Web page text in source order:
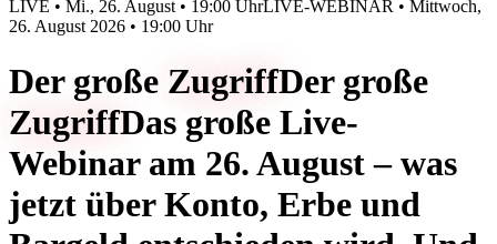
LIVE • Mi., 26. August • 19:00 UhrLIVE-WEBINAR • Mittwoch,
26. August 2026 • 19:00 Uhr
Der große ZugriffDer große
ZugriffDas große Live-
Webinar am 26. August – was
jetzt über Konto, Erbe und